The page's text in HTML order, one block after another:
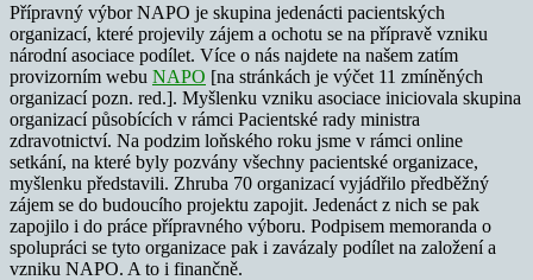
Přípravný výbor NAPO je skupina jedenácti pacientských
organizací, které projevily zájem a ochotu se na přípravě vzniku
národní asociace podílet. Více o nás najdete na našem zatím
provizorním webu NAPO [na stránkách je výčet 11 zmíněných
organizací pozn. red.]. Myšlenku vzniku asociace iniciovala skupina
organizací působících v rámci Pacientské rady ministra
zdravotnictví. Na podzim loňského roku jsme v rámci online
setkání, na které byly pozvány všechny pacientské organizace,
myšlenku představili. Zhruba 70 organizací vyjádřilo předběžný
zájem se do budoucího projektu zapojit. Jedenáct z nich se pak
zapojilo i do práce přípravného výboru. Podpisem memoranda o
spolupráci se tyto organizace pak i zavázaly podílet na založení a
vzniku NAPO. A to i finančně.